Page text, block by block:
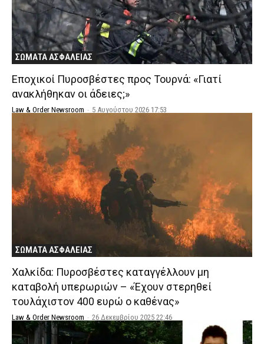
ΣΩΜΑΤΑ ΑΣΦΑΛΕΙΑΣ
Εποχικοί Πυροσβέστες προς Τουρνά: «Γιατί
ανακλήθηκαν οι άδειες;»
Law & Order Newsroom - 5 Αυγούστου 2026 17:53
ΣΩΜΑΤΑ ΑΣΦΑΛΕΙΑΣ
Χαλκίδα: Πυροσβέστες καταγγέλλουν μη
καταβολή υπερωριών – «Έχουν στερηθεί
τουλάχιστον 400 ευρώ ο καθένας»
Law & Order Newsroom - 26 Δεκεμβρίου 2025 22:46